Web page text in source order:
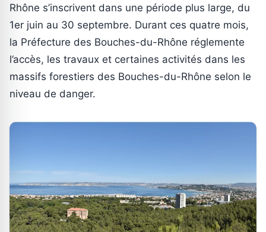
Rhône s’inscrivent dans une période plus large, du
1er juin au 30 septembre. Durant ces quatre mois,
la Préfecture des Bouches-du-Rhône réglemente
l’accès, les travaux et certaines activités dans les
massifs forestiers des Bouches-du-Rhône selon le
niveau de danger.